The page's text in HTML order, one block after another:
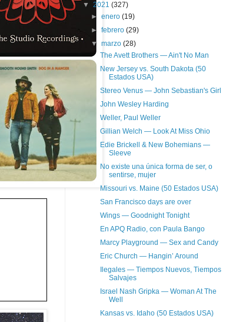
▼ 2021 (327)
►enero(19)
►febrero(29)
▼marzo(28)
The Avett Brothers — Ain't No Man
New Jersey vs. South Dakota (50
Estados USA)
Stereo Venus — John Sebastian's Girl
John Wesley Harding
Weller, Paul Weller
Gillian Welch — Look At Miss Ohio
Edie Brickell & New Bohemians —
Sleeve
No existe una única forma de ser, o
sentirse, mujer
Missouri vs. Maine (50 Estados USA)
San Francisco days are over
Wings — Goodnight Tonight
En APQ Radio, con Paula Bango
Marcy Playground — Sex and Candy
Eric Church — Hangin’ Around
Ilegales — Tiempos Nuevos, Tiempos
Salvajes
Israel Nash Gripka — Woman At The
Well
Kansas vs. Idaho (50 Estados USA)